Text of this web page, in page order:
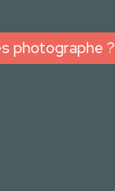
photographe ?